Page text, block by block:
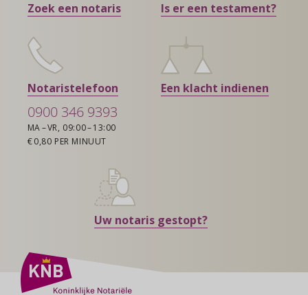
Zoek een notaris Is er een testament?
Notaristelefoon
0900 346 9393
MA – VR, 09:00 – 13:00
€ 0,80 PER MINUUT
Een klacht indienen
Uw notaris gestopt?